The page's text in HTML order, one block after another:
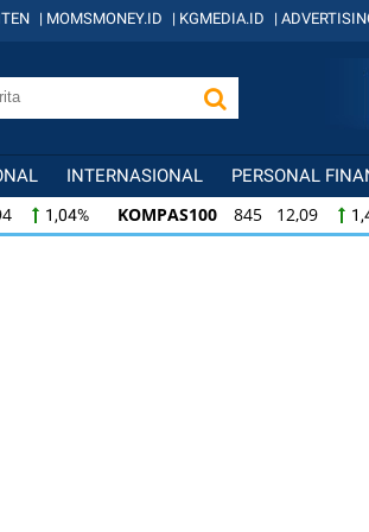
| MOMSMONEY.ID | KGMEDIA.ID |
INTERNASIONAL PERSONAL
1,04% KOMPAS100 845 12,09
12,09 1,45% LQ45 640 9,44